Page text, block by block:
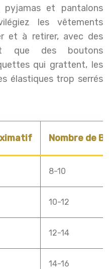
pyjamas et pantalons
les vêtements
et à retirer, avec des
que des boutons
qui grattent, les
élastiques trop serrés
Nombre de
8-10
10-12
12-14
14-16